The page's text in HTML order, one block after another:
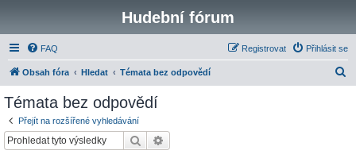
Hudební fórum
FAQ Přihlásit se
Registrovat
Obsah fóra Hledat Témata bez odpovědí
Témata bez odpovědí
Přejít na rozšířené vyhledávání
Hledat